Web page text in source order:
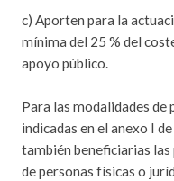
c) Aporten para la
mínima del 25 % del
apoyo público.
Para las modalidades
indicadas en el anexo I
también beneficiarias
de personas físicas o